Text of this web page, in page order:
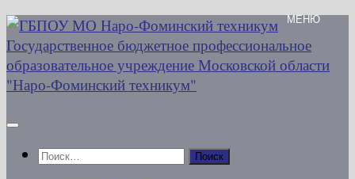
Перейти
к
содержимому
Найти: